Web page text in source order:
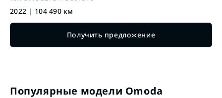
2022 | 104 490км
Получить предложение
Популярные модели Omoda